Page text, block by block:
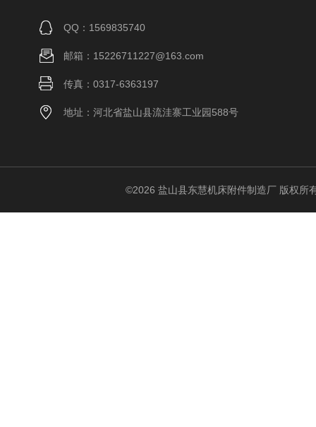
QQ：1569835740
邮箱：15226711227@163.com
传真：0317-6363197
地址：河北省盐山县流洼寨工业园588号
©2026 盐山县东慧机床附件制造厂 版权